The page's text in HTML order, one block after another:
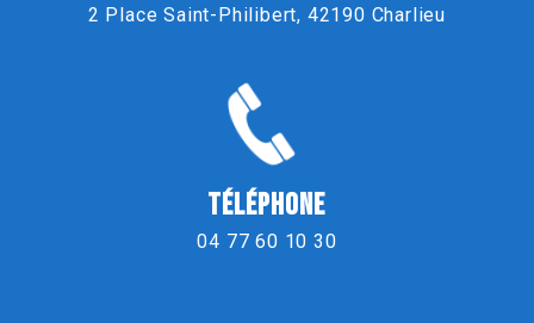
2 Place Saint-Philibert, 42190 Charlieu
TÉLÉPHONE
04 77 60 10 30